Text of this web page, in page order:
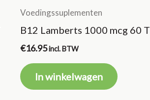
Voedingssuplementen
B12 Lamberts 1000 mcg 60 T
€16.95incl. BTW
In winkelwagen